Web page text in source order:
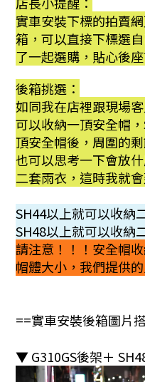
實車安裝下標的拍賣
箱，可以直接下標選
了一起選購，貼心後座
後箱挑選：
如同我在店裡跟現場
可以收納一頂安全帽
頂安全帽後，周圍的
也可以思考一下會放
二套雨衣，這時我就
SH44以上就可以收納
SH48以上就可以收納
請注意！！！安全帽
帽體大小，我們提供
==實車安裝後箱圖片
▼ G310GS後架＋